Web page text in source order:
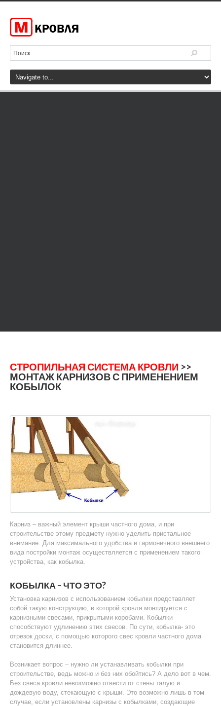
СТРОПИЛЬНАЯ СИСТЕМА КРОВЛИ >>
МОНТАЖ КАРНИЗОВ С ПРИМЕНЕНИЕМ
КОБЫЛОК
Карниз – важный элемент крыши частного дома, и при
строительстве этому предмету нужно уделить пристальное
внимание. Для максимального удобства и гармоничного внешнего
вида постройки монтаж осуществляется с применением такого
устройства, как кобылка.
КОБЫЛКА – ЧТО ЭТО?
Установка карнизов с использованием кобылки представляет
собой такую конструкцию, в которой кровля монтируется с
карнизными свесами, прикрытыми коробами. Кобылки
способствуют удлинению этих свесов. По сути, кобылка- это
отрезок доски, с помощью которого свес кровли частного дома
становится длиннее.
Возникает вопрос – нужно ли устанавливать кобылки при
строительстве, ведь можно и без них обойтись? А дело вот в чем.
Без свеса кровли невозможно отвести от стены талую и
дождевую воду, стекающую с крыши. Это возможно лишь в том
случае, если установлены карнизы с кобылками, создающие